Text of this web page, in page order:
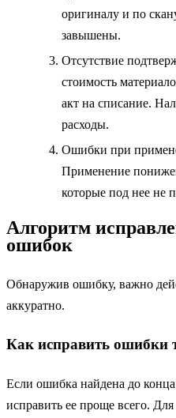
оригиналу и по
завышены.
Отсутствие
стоимость
акт на списание.
расходы.
Ошибки при
Применение
которые под нее не
Алгоритм
ошибок
Обнаружив ошибку, важно
аккуратно.
Как исправить ошибки
Если ошибка найдена до конца
исправить ее проще всего. Для